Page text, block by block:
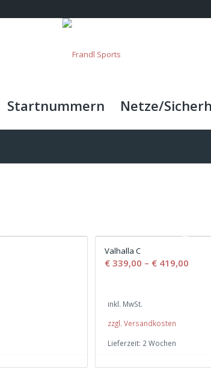
Startnummern Netze/
Valhalla C
€ 339,00 – € 419,00
inkl. MwSt.
zzgl. Versandkosten
Lieferzeit: 2 Wochen